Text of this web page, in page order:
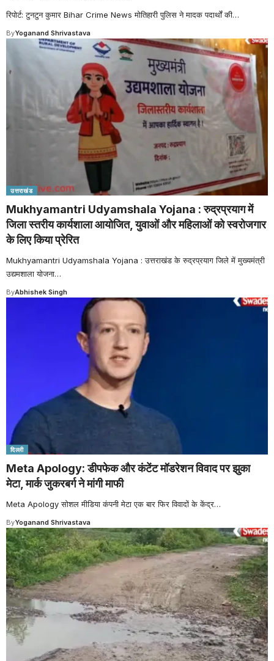
रिपोर्ट: टुनटुन कुमार Bihar Crime News मोतिहारी पुलिस ने मादक पदार्थों की…
ByYoganand Shrivastava
उत्तराखंड
Mukhyamantri Udyamshala Yojana : रुद्रप्रयाग में
जिला स्तरीय कार्यशाला आयोजित, युवाओं और महिलाओं को स्वरोजगार
के लिए किया प्रेरित
Mukhyamantri Udyamshala Yojana : उत्तराखंड के रुद्रप्रयाग जिले में मुख्यमंत्री
उद्यमशाला योजना…
ByAbhishek Singh
दिल्ली
Meta Apology: डीपफेक और कंटेंट मॉडरेशन विवाद पर झुका
मेटा, मार्क जुकरबर्ग ने मांगी माफी
Meta Apology सोशल मीडिया कंपनी मेटा एक बार फिर विवादों के केंद्र…
ByYoganand Shrivastava